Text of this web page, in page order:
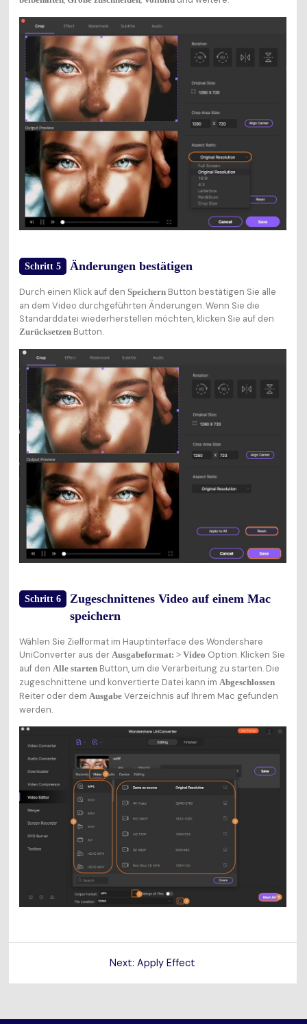
Schritt 5 Änderungen bestätigen
Durch einen Klick auf den SpeichernButton bestätigen Sie alle
an dem Video durchgeführten Änderungen. Wenn Sie die
Standarddatei wiederherstellen möchten, klicken Sie auf den
ZurücksetzenButton.
Schritt 6
Zugeschnittenes Video auf einem Mac
speichern
Wählen Sie Zielformat im Hauptinterface des Wondershare
UniConverter aus der Ausgabeformat: > Video Option. Klicken Sie
auf den Alle startenButton, um die Verarbeitung zu starten. Die
zugeschnittene und konvertierte Datei kann im Abgeschlossen
Reiter oder dem AusgabeVerzeichnis auf Ihrem Mac gefunden
werden.
Next: Apply Effect